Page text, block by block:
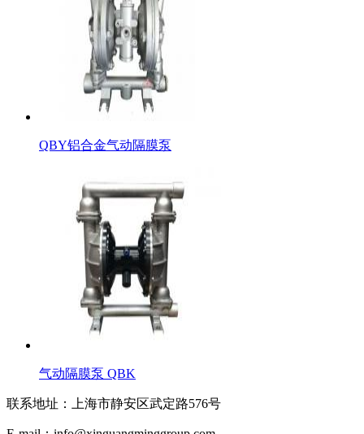
QBY铝合金气动隔膜泵
气动隔膜泵 QBK
联系地址： 上海市静安区武定路576号